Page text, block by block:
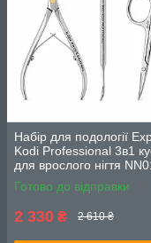
Набір для подології
Kodi Professional 3в1
для врослого нігтя
ножиці SN01 та
Готово до відправки
2 330 ₴ 2 610 ₴